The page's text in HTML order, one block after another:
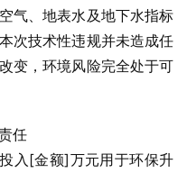
气、地表水及地下水指标
次技术性违规并未造成任
变，环境风险完全处于可
任
入[金额]万元用于环保升